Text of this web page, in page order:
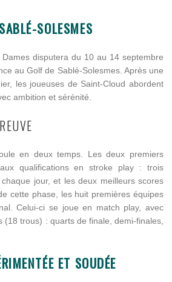
SOLESMES
disputera du 10 au 14 septembre
au Golf de Sablé-Solesmes. Après une
les joueuses de Saint-Cloud abordent
ambition et sérénité.
en deux temps. Les deux premiers
qualifications en stroke play : trois
jour, et les deux meilleurs scores
cette phase, les huit premières équipes
Celui-ci se joue en match play, avec
(18 trous) : quarts de finale, demi-finales,
ET SOUDÉE